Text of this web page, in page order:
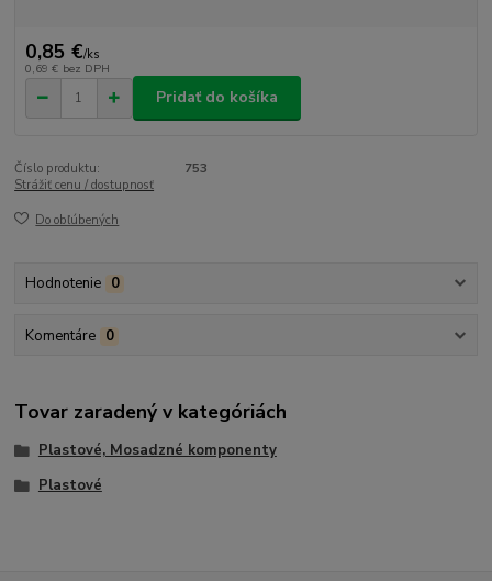
0,85 €/ks
0,69 € bez DPH
Pridať do košíka
Číslo produktu:
753
Strážiť cenu / dostupnosť
Do obľúbených
Hodnotenie 0
Komentáre 0
Tovar zaradený v kategóriách
Plastové, Mosadzné komponenty
Plastové